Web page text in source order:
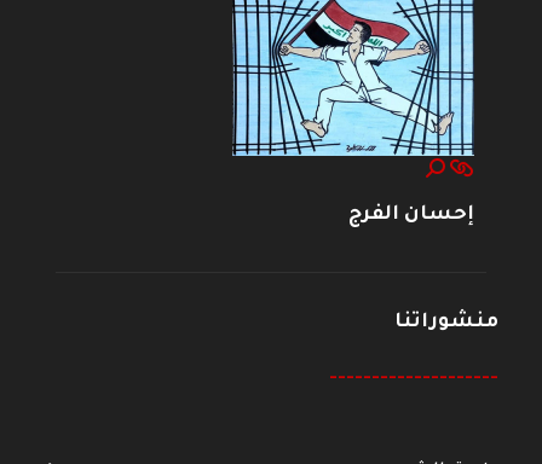
إحسان الفرج
منشوراتنا
--------------------